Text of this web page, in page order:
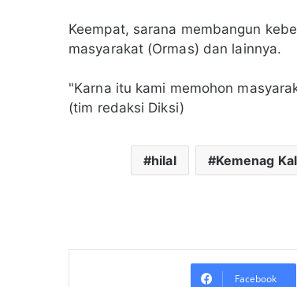
Keempat, sarana membangun
masyarakat (Ormas) dan lainnya.
"Karna itu kami memohon
(tim redaksi Diksi)
hilal Kemenag
Facebook